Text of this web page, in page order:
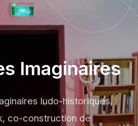
Imaginaires
ludo-historiques,
co-construction de